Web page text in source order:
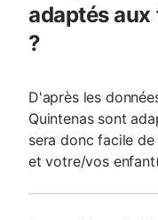
adaptés
?
D'après les
Quintenas sont
sera donc facile
et votre/vos